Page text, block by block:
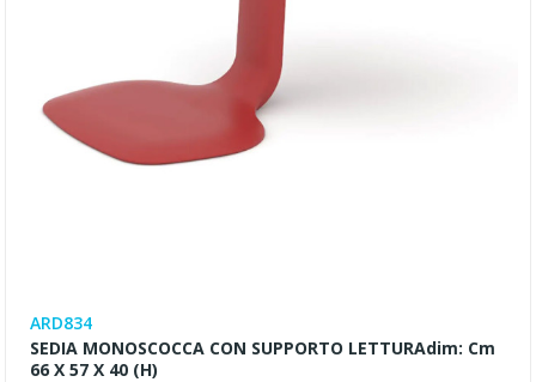
ARD834
SEDIA MONOSCOCCA CON SUPPORTO LETTURAdim: Cm
66 X 57 X 40 (h)